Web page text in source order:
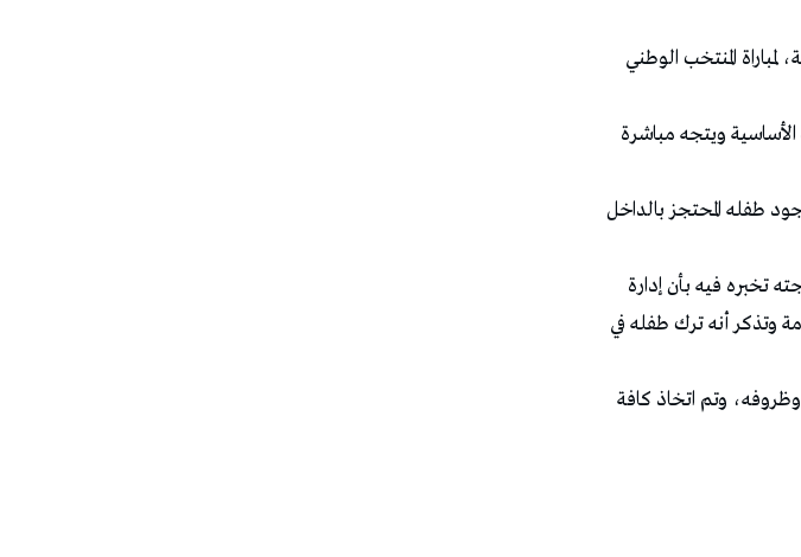
المنتخب الوطني
ويتجه مباشرة
طفله المحتجز بالداخل
تخبره فيه بأن إدارة
أنه ترك طفله في
وتم اتخاذ كافة